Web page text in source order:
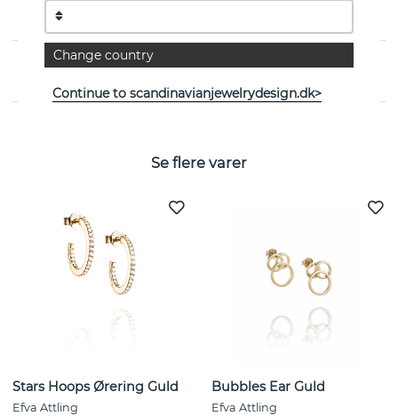
EGENSKABER
Se flere varer
Stars Hoops Ørering Guld
Efva Attling
Bubbles Ear Guld
Efva Attling
Change country
Continue to scandinavianjewelrydesign.dk>